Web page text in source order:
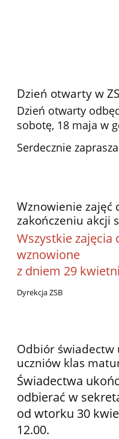
Dzień otwarty w
Dzień otwarty
sobotę, 18 maja w
Serdecznie
Wznowienie zajęć
zakończeniu akcji
Wszystkie zajęcia
wznowione
z dniem 29
Dyrekcja ZSB
Odbiór świadectw
uczniów klas
Świadectwa
odbierać w
od wtorku 30
12.00.